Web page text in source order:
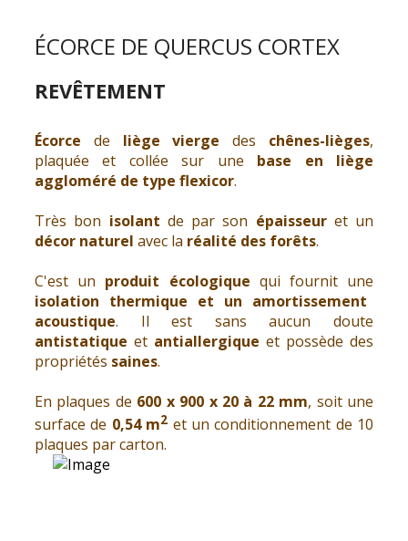
ÉCORCE DE QUERCUS CORTEX
REVÊTEMENT
Écorce de liège vierge des chênes-lièges,
plaquée et collée sur une base en liège
aggloméré de type flexicor.
Très bon isolant de par son épaisseuret un
décor naturel avec la réalité des forêts.
C'est un produit écologique qui fournit une
isolation thermique et un amortissement
acoustique. Il est sans aucun doute
antistatique et antiallergique et possède des
propriétés saines.
En plaques de 600 x 900 x 20 à 22 mm, soit une
surface de 0,54 m2 et un conditionnement de 10
plaques par carton.